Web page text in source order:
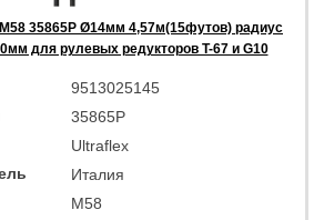
35865P Ø14мм 4,57м(15футов) радиус
для рулевых редукторов T-67 и G10
9513025145
35865P
Ultraflex
Италия
M58